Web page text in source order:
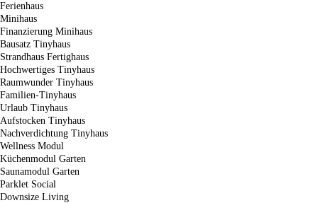
Ferienhaus
Minihaus
Finanzierung Minihaus
Bausatz Tinyhaus
Strandhaus Fertighaus
Hochwertiges Tinyhaus
Raumwunder Tinyhaus
Familien-Tinyhaus
Urlaub Tinyhaus
Aufstocken Tinyhaus
Nachverdichtung Tinyhaus
Wellness Modul
Küchenmodul Garten
Saunamodul Garten
Parklet Social
Downsize Living